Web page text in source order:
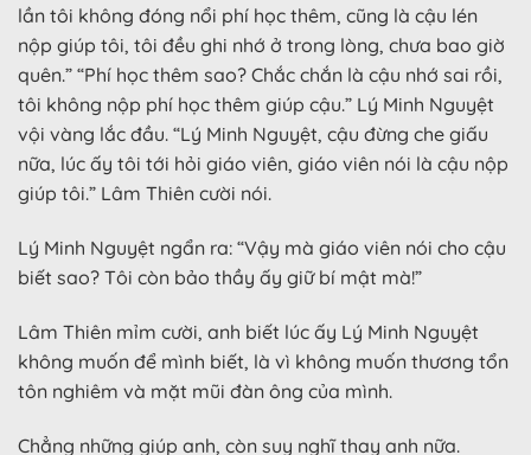
lần tôi không đóng nổi phí học thêm, cũng là cậu lén
nộp giúp tôi, tôi đều ghi nhớ ở trong lòng, chưa bao giờ
quên.” “Phí học thêm sao? Chắc chắn là cậu nhớ sai rồi,
tôi không nộp phí học thêm giúp cậu.” Lý Minh Nguyệt
vội vàng lắc đầu. “Lý Minh Nguyệt, cậu đừng che giấu
nữa, lúc ấy tôi tới hỏi giáo viên, giáo viên nói là cậu nộp
giúp tôi.” Lâm Thiên cười nói.
Lý Minh Nguyệt ngẩn ra: “Vậy mà giáo viên nói cho cậu
biết sao? Tôi còn bảo thầy ấy giữ bí mật mà!”
Lâm Thiên mỉm cười, anh biết lúc ấy Lý Minh Nguyệt
không muốn để mình biết, là vì không muốn thương tổn
tôn nghiêm và mặt mũi đàn ông của mình.
Chẳng những giúp anh, còn suy nghĩ thay anh nữa.